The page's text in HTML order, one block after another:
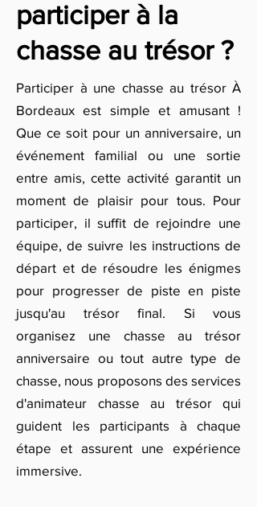
participer à la
chasse au trésor ?
Participer à une chasse au trésor À
Bordeaux est simple et amusant !
Que ce soit pour un anniversaire, un
événement familial ou une sortie
entre amis, cette activité garantit un
moment de plaisir pour tous. Pour
participer, il suffit de rejoindre une
équipe, de suivre les instructions de
départ et de résoudre les énigmes
pour progresser de piste en piste
jusqu'au trésor final. Si vous
organisez une chasse au trésor
anniversaire ou tout autre type de
chasse, nous proposons des services
d'animateur chasse au trésor qui
guident les participants à chaque
étape et assurent une expérience
immersive.